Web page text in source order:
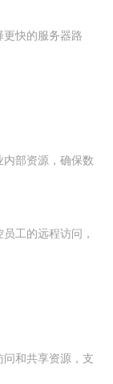
快的服务器路
部资源，确保数
工的远程访问，
和共享资源，支